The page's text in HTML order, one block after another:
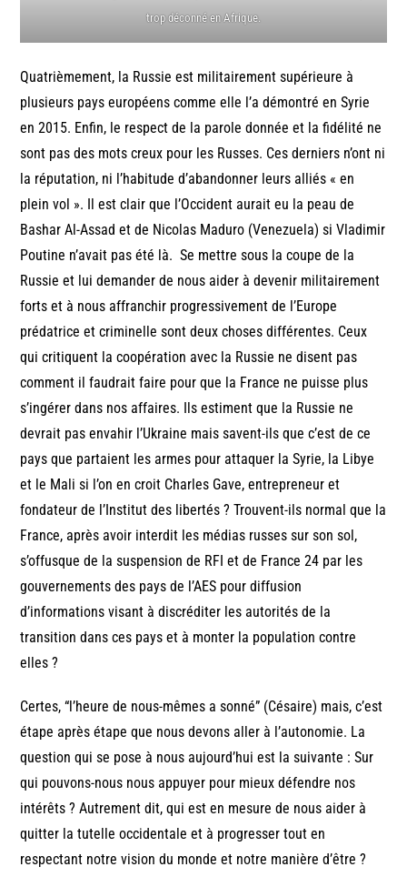
trop déconné en Afrique.
Quatrièmement, la Russie est militairement supérieure à
plusieurs pays européens comme elle l’a démontré en Syrie
en 2015. Enfin, le respect de la parole donnée et la fidélité ne
sont pas des mots creux pour les Russes. Ces derniers n’ont ni
la réputation, ni l’habitude d’abandonner leurs alliés « en
plein vol ». Il est clair que l’Occident aurait eu la peau de
Bashar Al-Assad et de Nicolas Maduro (Venezuela) si Vladimir
Poutine n’avait pas été là. Se mettre sous la coupe de la
Russie et lui demander de nous aider à devenir militairement
forts et à nous affranchir progressivement de l’Europe
prédatrice et criminelle sont deux choses différentes. Ceux
qui critiquent la coopération avec la Russie ne disent pas
comment il faudrait faire pour que la France ne puisse plus
s’ingérer dans nos affaires. Ils estiment que la Russie ne
devrait pas envahir l’Ukraine mais savent-ils que c’est de ce
pays que partaient les armes pour attaquer la Syrie, la Libye
et le Mali si l’on en croit Charles Gave, entrepreneur et
fondateur de l’Institut des libertés ? Trouvent-ils normal que la
France, après avoir interdit les médias russes sur son sol,
s’offusque de la suspension de RFI et de France 24 par les
gouvernements des pays de l’AES pour diffusion
d’informations visant à discréditer les autorités de la
transition dans ces pays et à monter la population contre
elles ?
Certes, “l’heure de nous-mêmes a sonné” (Césaire) mais, c’est
étape après étape que nous devons aller à l’autonomie. La
question qui se pose à nous aujourd’hui est la suivante : Sur
qui pouvons-nous nous appuyer pour mieux défendre nos
intérêts ? Autrement dit, qui est en mesure de nous aider à
quitter la tutelle occidentale et à progresser tout en
respectant notre vision du monde et notre manière d’être ?